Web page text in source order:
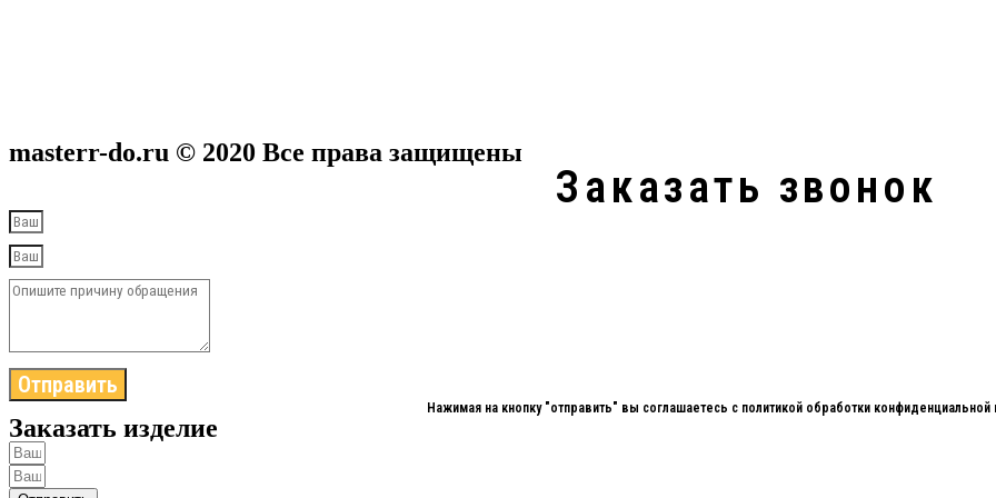
masterr-do.ru © 2020 Все права защищены
Заказать звонок
Отправить
Нажимая на кнопку "отправить" вы соглашаетесь с политикой обработки
Заказать изделие